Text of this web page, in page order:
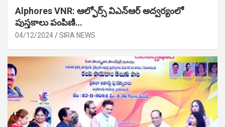
Alphores VNR: ఆల్ఫోర్స్ విఎన్ఆర్ అద్వర్యంలో
పుస్తకాలు పంపిణి…
04/12/2024 SIRA NEWS